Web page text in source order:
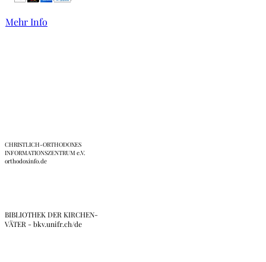
Mehr Info
CHRISTLICH-ORTHODOXES
INFORMATIONSZENTRUM e.V.
orthodoxinfo.de
BIBLIOTHEK DER KIRCHEN-
VÄTER - bkv.unifr.ch/de